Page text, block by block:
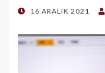
POSTED
16 ARALIK 2021